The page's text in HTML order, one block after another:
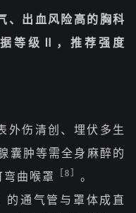
、出血风险高的胸科
等级Ⅱ，推荐强度
外伤清创、埋伏多生
囊肿等需全身麻醉的
弯曲喉罩 ［8］ 。
的通气管与罩体成直